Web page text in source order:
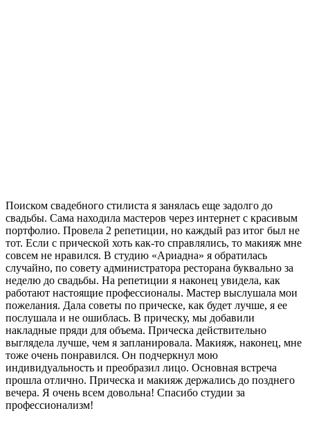
Поиском свадебного стилиста я занялась еще задолго до
свадьбы. Сама находила мастеров через интернет с красивым
портфолио. Провела 2 репетиции, но каждый раз итог был не
тот. Если с прической хоть как-то справлялись, то макияж мне
совсем не нравился. В студию «Ариадна» я обратилась
случайно, по совету администратора ресторана буквально за
неделю до свадьбы. На репетиции я наконец увидела, как
работают настоящие профессионалы. Мастер выслушала мои
пожелания. Дала советы по прическе, как будет лучше, я ее
послушала и не ошиблась. В прическу, мы добавили
накладные пряди для объема. Прическа действительно
выглядела лучше, чем я запланировала. Макияж, наконец, мне
тоже очень понравился. Он подчеркнул мою
индивидуальность и преобразил лицо. Основная встреча
прошла отлично. Прическа и макияж держались до позднего
вечера. Я очень всем довольна! Спасибо студии за
профессионализм!